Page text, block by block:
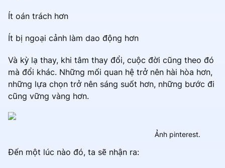
Ít oán trách hơn
Ít bị ngoại cảnh làm dao động hơn
Và kỳ lạ thay, khi tâm thay đổi, cuộc đời cũng theo đó
mà đổi khác. Những mối quan hệ trở nên hài hòa hơn,
những lựa chọn trở nên sáng suốt hơn, những bước đi
cũng vững vàng hơn.
Ảnh pinterest.
Đến một lúc nào đó, ta sẽ nhận ra: